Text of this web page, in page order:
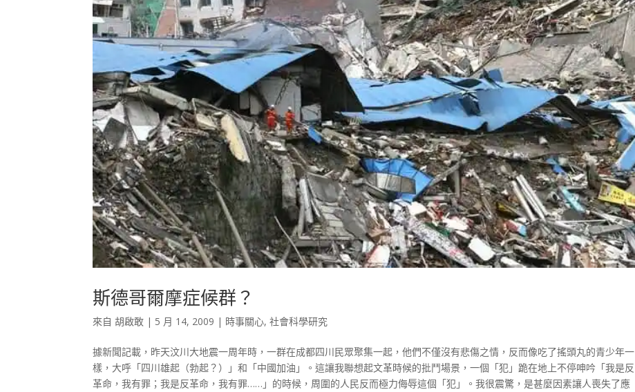
斯德哥爾摩症候群？
來自胡啟敢 | 5 月 14, 2009 | 時事關心,社會科學研究
據新聞記載，昨天汶川大地震一周年時，一群在成都四川民眾聚集一起，他們不僅沒有悲傷之情，反而像吃了搖頭丸的青少年一
樣，大呼「四川雄起（勃起？）」和「中國加油」。這讓我聯想起文革時候的批鬥場景，一個「犯」跪在地上不停呻吟「我是反
革命，我有罪；我是反革命，我有罪……」的時候，周圍的人民反而極力侮辱這個「犯」。我很震驚，是甚麼因素讓人喪失了應